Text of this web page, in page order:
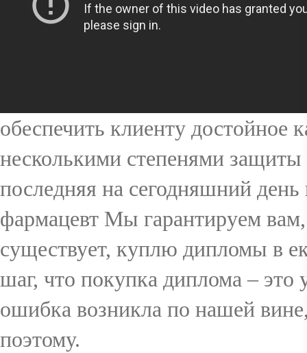
обеспечить клиенту достойное
несколькими степенями
последняя на сегодняшний
фармацевт Мы гарантируем
существует, куплю дипломы в
шаг, что покупка диплома – это
ошибка возникла по нашей
поэтому.